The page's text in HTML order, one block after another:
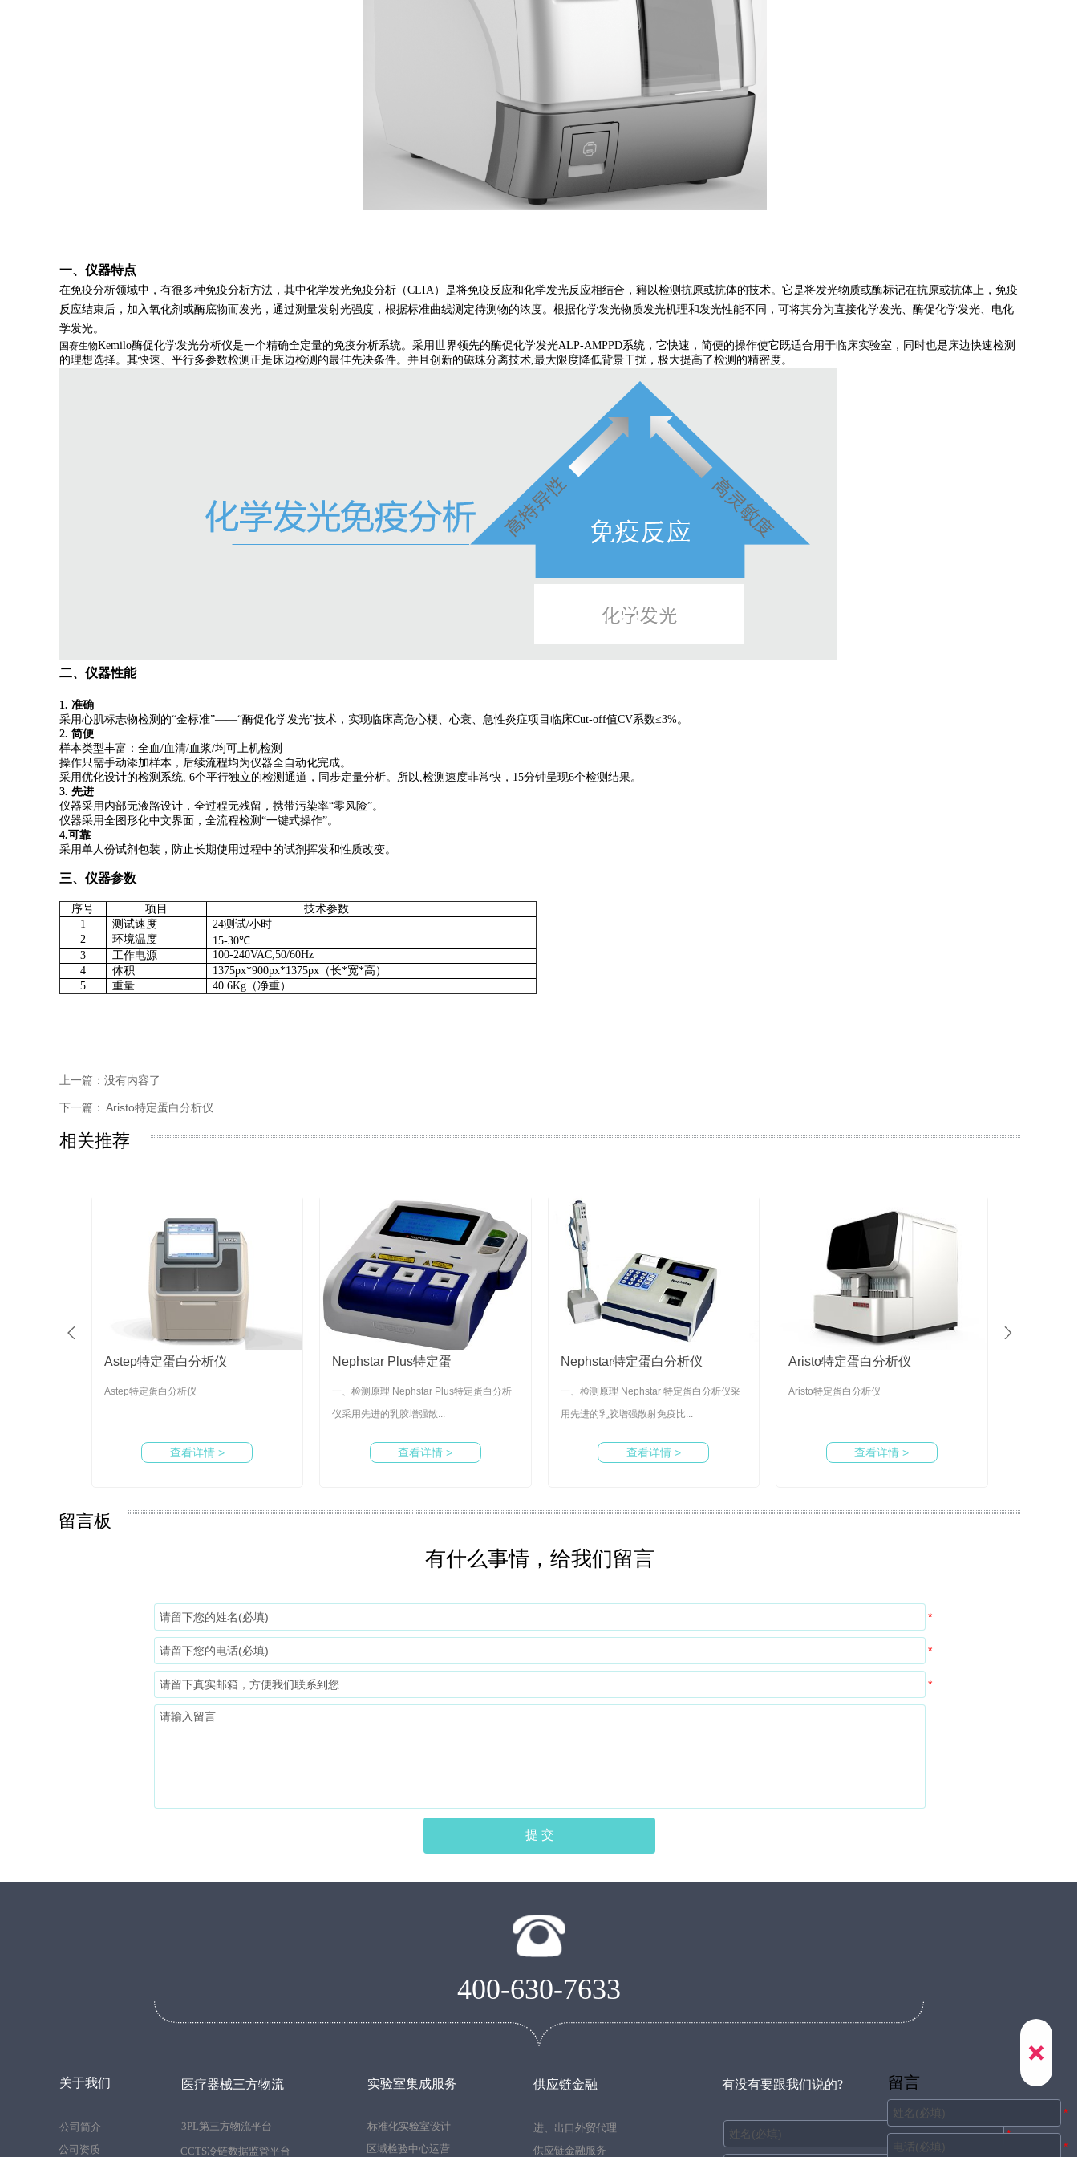
关于我们 医疗器械三方物流 实验室集成服务
400-630-7633
3PL第三方物流平台
CCTS冷链数据监管平台
公司简介
公司资质
供应链金融 有没有要跟我们说的?
标准化实验室设计
区域检验中心运营
进、出口外贸代理
供应链金融服务
一、仪器特点
在免疫分析领域中，有很多种免疫分析方法，其中化学发光免疫分析（CLIA）是将免疫反应和化学发光反应相结合，籍以检测抗原或抗体的技术。它是将发光物质或酶标记在抗原或抗体上，免疫
反应结束后，加入氧化剂或酶底物而发光，通过测量发射光强度，根据标准曲线测定待测物的浓度。根据化学发光物质发光机理和发光性能不同，可将其分为直接化学发光、酶促化学发光、电化
学发光。
国赛生物Kemilo酶促化学发光分析仪是一个精确全定量的免疫分析系统。采用世界领先的酶促化学发光ALP-AMPPD系统，它快速，简便的操作使它既适合用于临床实验室，同时也是床边快速检测
的理想选择。其快速、平行多参数检测正是床边检测的最佳先决条件。并且创新的磁珠分离技术,最大限度降低背景干扰，极大提高了检测的精密度。
二、仪器性能
1. 准确
采用心肌标志物检测的“金标准”——“酶促化学发光”技术，实现临床高危心梗、心衰、急性炎症项目临床Cut-off值CV系数≤3%。
2. 简便
样本类型丰富：全血/血清/血浆/均可上机检测
操作只需手动添加样本，后续流程均为仪器全自动化完成。
采用优化设计的检测系统, 6个平行独立的检测通道，同步定量分析。所以,检测速度非常快，15分钟呈现6个检测结果。
3. 先进
仪器采用内部无液路设计，全过程无残留，携带污染率“零风险”。
仪器采用全图形化中文界面，全流程检测 “一键式操作”。
4.可靠
采用单人份试剂包装，防止长期使用过程中的试剂挥发和性质改变。
三、仪器参数
序号 项目
技术参数
1
测试速度
24测试/小时
2
环境温度
15-30℃
3
工作电源
100-240VAC,50/60Hz
4
体积
1375px*900px*1375px（长*宽*高）
5
重量 40.6Kg（净重）
相关推荐

Aristo特定蛋白分析仪
Aristo特定蛋白分析仪
查看详情 >
Omlipo特定蛋白分析仪
Omlipo特定蛋白分析仪
查看详情 >
Astep Plus特定蛋白分析
Astep Plus特定蛋白分析仪
查看详情 >
Astep特定蛋白分析仪
Astep特定蛋白分析仪
查看详情 >

上一篇：没有内容了
下一篇： Aristo特定蛋白分析仪
留言板
提 交
有什么事情，给我们留言

留言